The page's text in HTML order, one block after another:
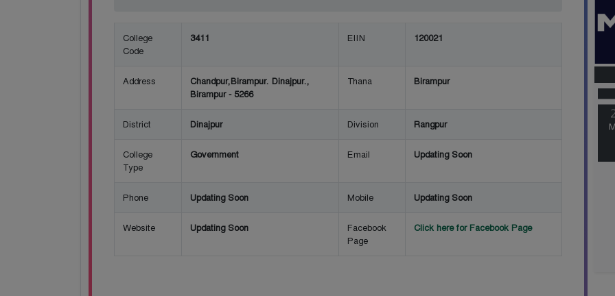
College
Code
3411 EIIN 120021
Address
Chandpur,Birampur. Dinajpur.,
Birampur - 5266
Thana Birampur
District Dinajpur Division Rangpur
College
Type
Government Email Updating Soon
Phone Updating Soon Mobile Updating Soon
Website Updating Soon
Facebook
Page
Click here for Facebook Page